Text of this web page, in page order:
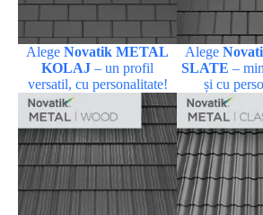
AlegeNovatik METAL
KOLAJ – un profil
versatil, cu personalitate!
Alege
SLATE –
și cu